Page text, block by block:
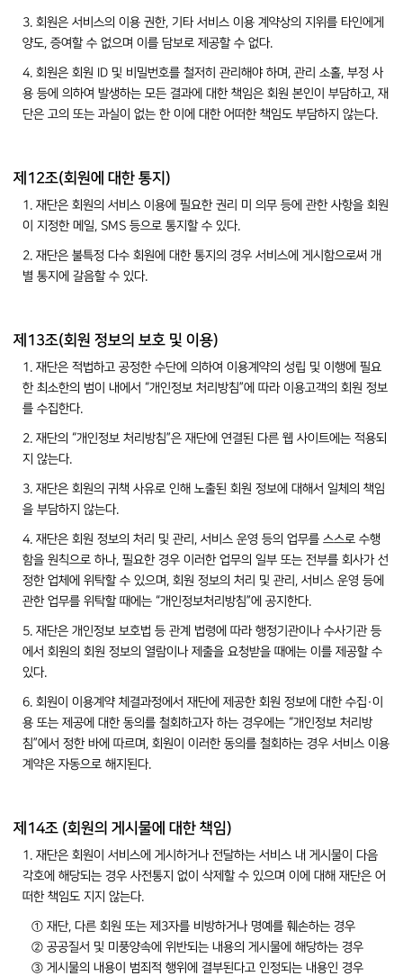
3. 회원은 서비스의 이용 권한, 기타 서비스 이용 계약상의 지위를 타인에게
양도, 증여할 수 없으며 이를 담보로 제공할 수 없다.
4. 회원은 회원 ID 및 비밀번호를 철저히 관리해야 하며, 관리 소홀, 부정 사
용 등에 의하여 발생하는 모든 결과에 대한 책임은 회원 본인이 부담하고, 재
단은 고의 또는 과실이 없는 한 이에 대한 어떠한 책임도 부담하지 않는다.
제12조(회원에 대한 통지)
1. 재단은 회원의 서비스 이용에 필요한 권리 미 의무 등에 관한 사항을 회원
이 지정한 메일, SMS 등으로 통지할 수 있다.
2. 재단은 불특정 다수 회원에 대한 통지의 경우 서비스에 게시함으로써 개
별 통지에 갈음할 수 있다.
제13조(회원 정보의 보호 및 이용)
1. 재단은 적법하고 공정한 수단에 의하여 이용계약의 성립 및 이행에 필요
한 최소한의 범이 내에서 “개인정보 처리방침”에 따라 이용고객의 회원 정보
를 수집한다.
2. 재단의 “개인정보 처리방침”은 재단에 연결된 다른 웹 사이트에는 적용되
지 않는다.
3. 재단은 회원의 귀책 사유로 인해 노출된 회원 정보에 대해서 일체의 책임
을 부담하지 않는다.
4. 재단은 회원 정보의 처리 및 관리, 서비스 운영 등의 업무를 스스로 수행
함을 원칙으로 하나, 필요한 경우 이러한 업무의 일부 또는 전부를 회사가 선
정한 업체에 위탁할 수 있으며, 회원 정보의 처리 및 관리, 서비스 운영 등에
관한 업무를 위탁할 때에는 “개인정보처리방침”에 공지한다.
5. 재단은 개인정보 보호법 등 관계 법령에 따라 행정기관이나 수사기관 등
에서 회원의 회원 정보의 열람이나 제출을 요청받을 때에는 이를 제공할 수
있다.
6. 회원이 이용계약 체결과정에서 재단에 제공한 회원 정보에 대한 수집·이
용 또는 제공에 대한 동의를 철회하고자 하는 경우에는 “개인정보 처리방
침”에서 정한 바에 따르며, 회원이 이러한 동의를 철회하는 경우 서비스 이용
계약은 자동으로 해지된다.
제14조 (회원의 게시물에 대한 책임)
1. 재단은 회원이 서비스에 게시하거나 전달하는 서비스 내 게시물이 다음
각호에 해당되는 경우 사전통지 없이 삭제할 수 있으며 이에 대해 재단은 어
떠한 책임도 지지 않는다.
① 재단, 다른 회원 또는 제3자를 비방하거나 명예를 훼손하는 경우
② 공공질서 및 미풍양속에 위반되는 내용의 게시물에 해당하는 경우
③ 게시물의 내용이 범죄적 행위에 결부된다고 인정되는 내용인 경우